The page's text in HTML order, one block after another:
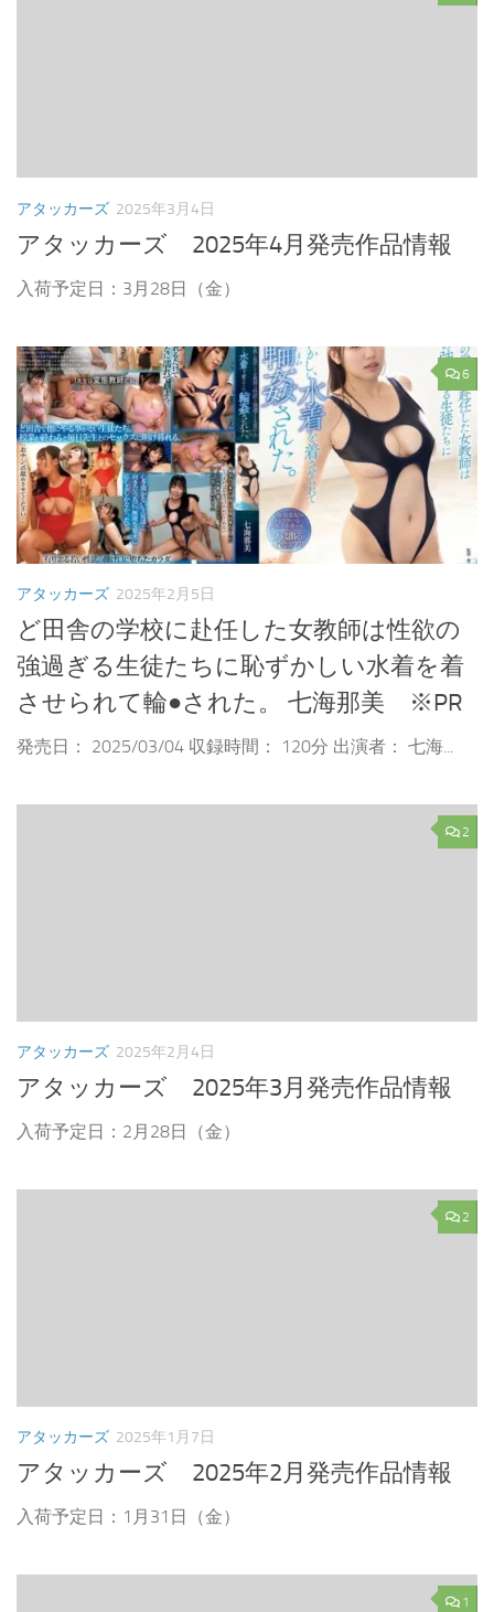
アタッカーズ 2025年3月4日
アタッカーズ 2025年4月発売作品情報
入荷予定日：3月28日（金）
6
アタッカーズ 2025年2月5日
ど田舎の学校に赴任した女教師は性欲の
強過ぎる生徒たちに恥ずかしい水着を着
させられて輪●された。 七海那美 ※PR
発売日： 2025/03/04 収録時間： 120分 出演者： 七海...
2
アタッカーズ 2025年2月4日
アタッカーズ 2025年3月発売作品情報
入荷予定日：2月28日（金）
2
アタッカーズ 2025年1月7日
アタッカーズ 2025年2月発売作品情報
入荷予定日：1月31日（金）
1